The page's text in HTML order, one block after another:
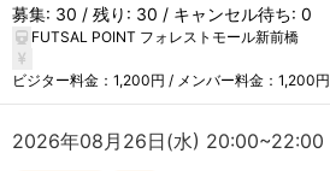
募集: 30 / 残り: 30 / キャンセル待ち: 0
FUTSAL POINT フォレストモール新前橋
ビジター料金：1,200円 / メンバー料金：1,200円
2026年08月26日(水) 20:00~22:00